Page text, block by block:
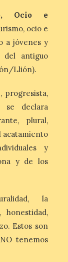
Ocio e
ocio e
a jóvenes y
del antiguo
Llión).
progresista,
se declara
plural,
acatamiento
y
y de los
la
honestidad,
Estos son
tenemos